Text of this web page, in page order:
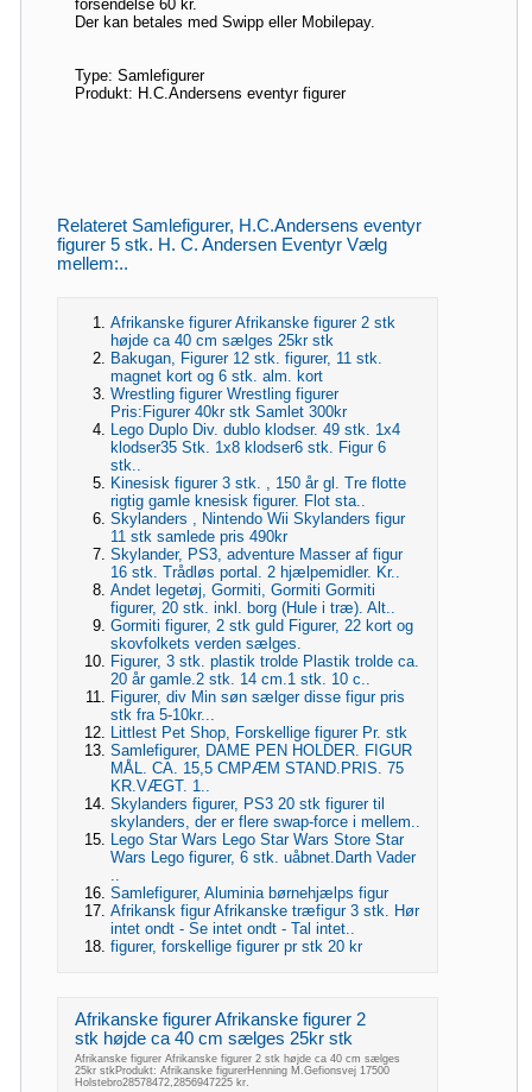
forsendelse 60 kr.
Der kan betales med Swipp eller Mobilepay.
Type: Samlefigurer
Produkt: H.C.Andersens eventyr figurer
Relateret Samlefigurer, H.C.Andersens eventyr
figurer 5 stk. H. C. Andersen Eventyr Vælg
mellem:..
Afrikanske figurer Afrikanske figurer 2 stk
højde ca 40 cm sælges 25kr stk
Bakugan, Figurer 12 stk. figurer, 11 stk.
magnet kort og 6 stk. alm. kort
Wrestling figurer Wrestling figurer
Pris:Figurer 40kr stk Samlet 300kr
Lego Duplo Div. dublo klodser. 49 stk. 1x4
klodser35 Stk. 1x8 klodser6 stk. Figur 6
stk..
Kinesisk figurer 3 stk. , 150 år gl. Tre flotte
rigtig gamle knesisk figurer. Flot sta..
Skylanders , Nintendo Wii Skylanders figur
11 stk samlede pris 490kr
Skylander, PS3, adventure Masser af figur
16 stk. Trådløs portal. 2 hjælpemidler. Kr..
Andet legetøj, Gormiti, Gormiti Gormiti
figurer, 20 stk. inkl. borg (Hule i træ). Alt..
Gormiti figurer, 2 stk guld Figurer, 22 kort og
skovfolkets verden sælges.
Figurer, 3 stk. plastik trolde Plastik trolde ca.
20 år gamle.2 stk. 14 cm.1 stk. 10 c..
Figurer, div Min søn sælger disse figur pris
stk fra 5-10kr...
Littlest Pet Shop, Forskellige figurer Pr. stk
Samlefigurer, DAME PEN HOLDER. FIGUR
MÅL. CA. 15,5 CMPÆM STAND.PRIS. 75
KR.VÆGT. 1..
Skylanders figurer, PS3 20 stk figurer til
skylanders, der er flere swap-force i mellem..
Lego Star Wars Lego Star Wars Store Star
Wars Lego figurer, 6 stk. uåbnet.Darth Vader
Samlefigurer, Aluminia børnehjælps figur
Afrikansk figur Afrikanske træfigur 3 stk. Hør
intet ondt - Se intet ondt - Tal intet..
figurer, forskellige figurer pr stk 20 kr
Afrikanske figurer Afrikanske figurer 2
stk højde ca 40 cm sælges 25kr stk
Afrikanske figurer Afrikanske figurer 2 stk højde ca 40 cm sælges
25kr stkProdukt: Afrikanske figurerHenning M.Gefionsvej 17500
Holstebro28578472,2856947225 kr.